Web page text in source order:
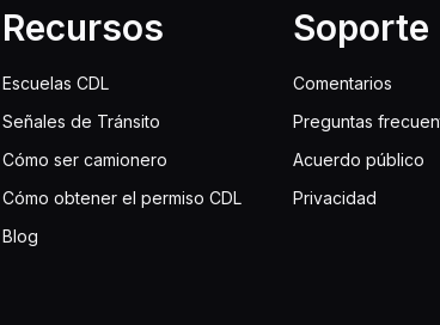
Recursos
Escuelas CDL
Señales de Tránsito
Cómo ser camionero
Cómo obtener el permiso CDL
Blog
Soporte
Comentarios
Preguntas
Acuerdo público
Privacidad